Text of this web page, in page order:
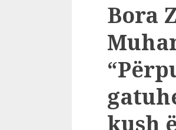
Bora
kush